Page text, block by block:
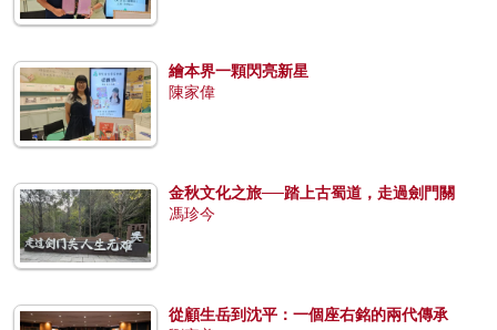
繪本界一顆閃亮新星
陳家偉
金秋文化之旅──踏上古蜀道，走過劍門關
馮珍今
從顧生岳到沈平：一個座右銘的兩代傳承